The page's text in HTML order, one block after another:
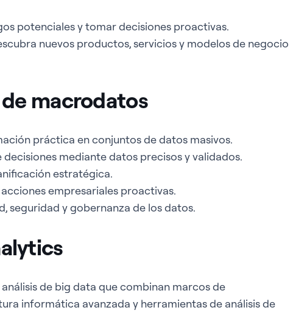
potenciales y tomar decisiones proactivas.
nuevos productos, servicios y modelos de negocio
macrodatos
práctica en conjuntos de datos masivos.
mediante datos precisos y validados.
estratégica.
empresariales proactivas.
seguridad y gobernanza de los datos.
de big data que combinan marcos de
informática avanzada y herramientas de análisis de